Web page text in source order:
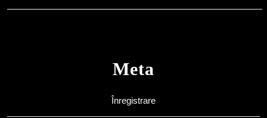
Meta
Înregistrare